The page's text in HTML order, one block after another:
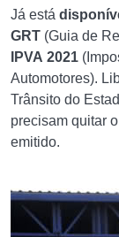
Já está
GRT (Guia de
IPVA 2021
Automotores).
Trânsito do
precisam quitar
emitido.